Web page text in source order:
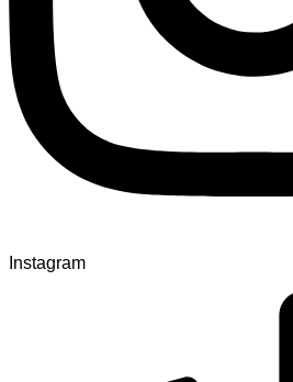
Instagram